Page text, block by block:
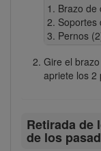
Brazo de
Soportes
Pernos
Gire el
apriete los 2
Retirada de
de los